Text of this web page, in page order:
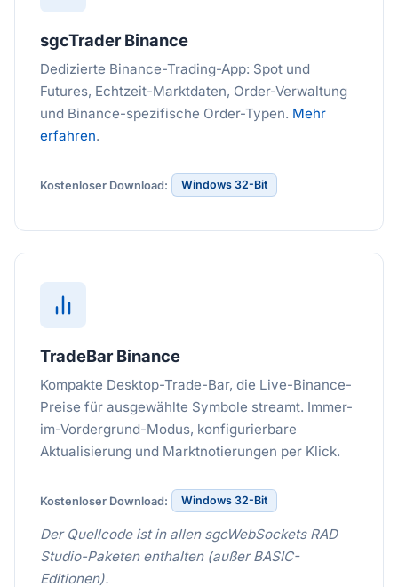
sgcTrader Binance
Dedizierte Binance-Trading-App: Spot und
Futures, Echtzeit-Marktdaten, Order-Verwaltung
und Binance-spezifische Order-Typen. Mehr
erfahren.
Kostenloser Download: Windows 32-Bit
TradeBar Binance
Kompakte Desktop-Trade-Bar, die Live-Binance-
Preise für ausgewählte Symbole streamt. Immer-
im-Vordergrund-Modus, konfigurierbare
Aktualisierung und Marktnotierungen per Klick.
Kostenloser Download: Windows 32-Bit
Der Quellcode ist in allen sgcWebSockets RAD
Studio-Paketen enthalten (außer BASIC-
Editionen).